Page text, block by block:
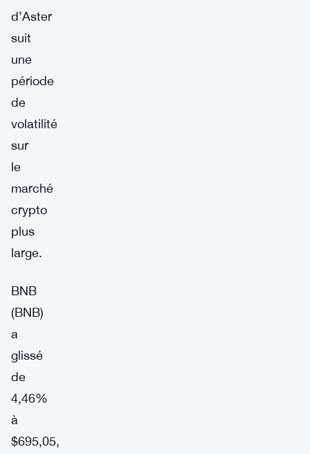
d’Aster
suit
une
période
de
volatilité
sur
le
marché
crypto
plus
large.
BNB
(BNB)
a
glissé
de
4,46%
à
$695,05,